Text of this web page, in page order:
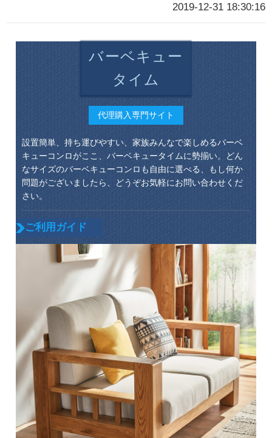
2019-12-31 18:30:16
バーベキュー
タイム
代理購入専門サイト
設置簡単、持ち運びやすい、家族みんなで楽しめるバーベ
キューコンロがここ、バーベキュータイムに勢揃い。どん
なサイズのバーベキューコンロも自由に選べる、もし何か
問題がございましたら、どうぞお気軽にお問い合わせくだ
さい。
ご利用ガイド